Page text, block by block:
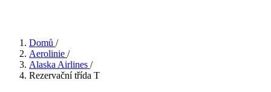
Domů /
Aerolinie /
Alaska Airlines /
Rezervační třída T